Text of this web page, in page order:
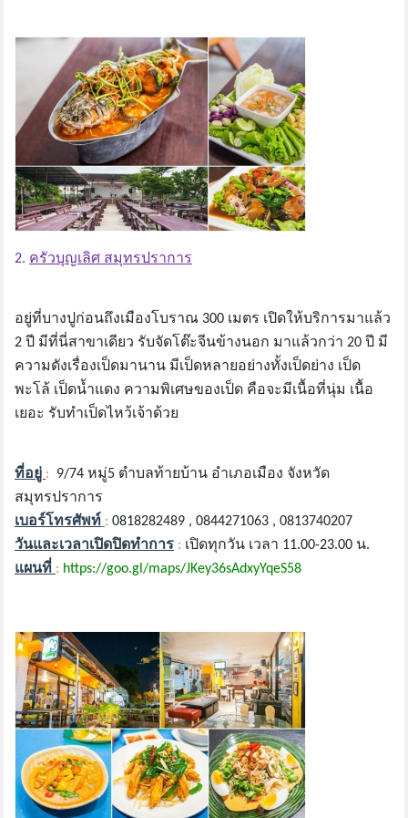
2. ครัวบุญเลิศ สมุทรปราการ
อยู่ที่บางปูก่อนถึงเมืองโบราณ 300 เมตร เปิดให้บริการมาแล้ว
2 ปี มีที่นี่สาขาเดียว รับจัดโต๊ะจีนข้างนอก มาแล้วกว่า 20 ปี มี
ความดังเรื่องเป็ดมานาน มีเป็ดหลายอย่างทั้งเป็ดย่าง เป็ด
พะโล้ เป็ดน้ำแดง ความพิเศษของเป็ด คือจะมีเนื้อที่นุ่ม เนื้อ
เยอะ รับทำเป็ดไหว้เจ้าด้วย
ที่อยู่ : 9/74 หมู่5 ตำบลท้ายบ้าน อำเภอเมือง จังหวัด
สมุทรปราการ
เบอร์โทรศัพท์ : 0818282489 , 0844271063 , 0813740207
วันและเวลาเปิดปิดทำการ : เปิดทุกวัน เวลา 11.00-23.00 น.
แผนที่ : https://goo.gl/maps/JKey36sAdxyYqeS58